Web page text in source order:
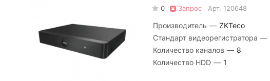
0 Запрос Арт. 120648
Производитель — ZKTeco
Стандарт видеорегистратора —
Количество каналов — 8
Количество HDD — 1